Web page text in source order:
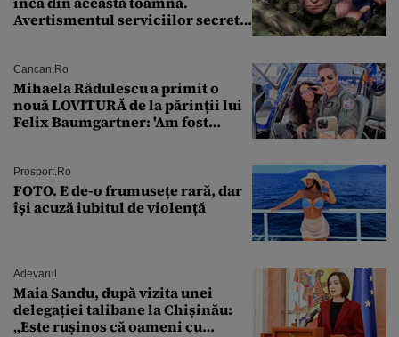
Avertismentul serviciilor secrete
Cancan.ro
Mihaela Rădulescu a primit o
nouă LOVITURĂ de la părinții lui
Felix Baumgartner: 'Am fost
Prosport.ro
FOTO. E de-o frumusețe rară, dar
își acuză iubitul de violență
Adevarul
Maia Sandu, după vizita unei
delegației talibane la Chișinău:
„Este rușinos că oameni cu